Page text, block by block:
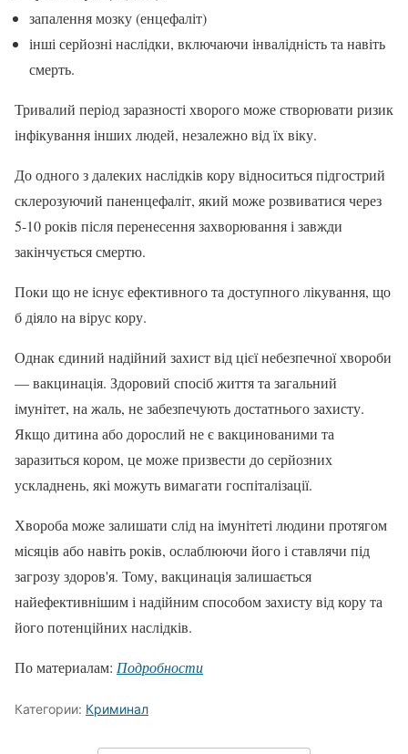
запалення мозку (енцефаліт)
інші серйозні наслідки, включаючи інвалідність та навіть
смерть.
Тривалий період заразності хворого може створювати ризик
інфікування інших людей, незалежно від їх віку.
До одного з далеких наслідків кору відноситься підгострий
склерозуючий паненцефаліт, який може розвиватися через
5-10 років після перенесення захворювання і завжди
закінчується смертю.
Поки що не існує ефективного та доступного лікування, що
б діяло на вірус кору.
Однак єдиний надійний захист від цієї небезпечної хвороби
— вакцинація. Здоровий спосіб життя та загальний
імунітет, на жаль, не забезпечують достатнього захисту.
Якщо дитина або дорослий не є вакцинованими та
заразиться кором, це може призвести до серйозних
ускладнень, які можуть вимагати госпіталізації.
Хвороба може залишати слід на імунітеті людини протягом
місяців або навіть років, ослаблюючи його і ставлячи під
загрозу здоров'я. Тому, вакцинація залишається
найефективнішим і надійним способом захисту від кору та
його потенційних наслідків.
По материалам: Подробности
Категории: Криминал